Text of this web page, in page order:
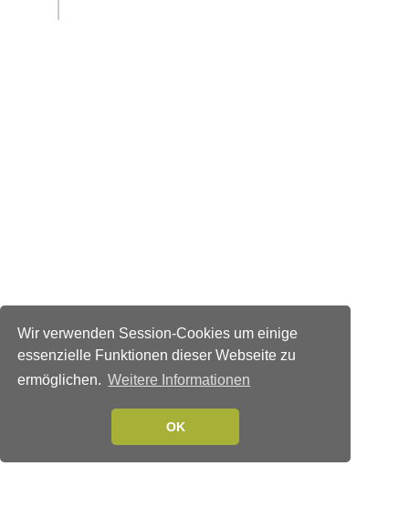
Wir verwenden Session-Cookies um einige
essenzielle Funktionen dieser Webseite zu
ermöglichen. Weitere Informationen
OK